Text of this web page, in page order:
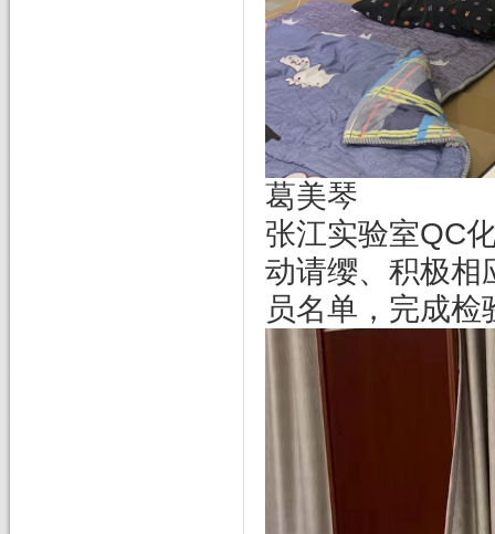
葛美琴
张江实验室QC
动请缨、积极相
员名单，完成